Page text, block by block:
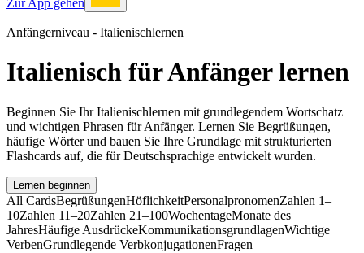
Zur App gehen
Anfängerniveau - Italienischlernen
Italienisch für Anfänger lernen
Beginnen Sie Ihr Italienischlernen mit grundlegendem Wortschatz
und wichtigen Phrasen für Anfänger. Lernen Sie Begrüßungen,
häufige Wörter und bauen Sie Ihre Grundlage mit strukturierten
Flashcards auf, die für Deutschsprachige entwickelt wurden.
Lernen beginnen
All CardsBegrüßungenHöflichkeitPersonalpronomenZahlen 1–
10Zahlen 11–20Zahlen 21–100WochentageMonate des
JahresHäufige AusdrückeKommunikationsgrundlagenWichtige
VerbenGrundlegende VerbkonjugationenFragen